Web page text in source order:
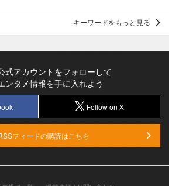
キーワードをもっと見る
式アカウントをフォローして
ンタメ情報を手に入れよう
Follow on X
フィードの購読はこちら